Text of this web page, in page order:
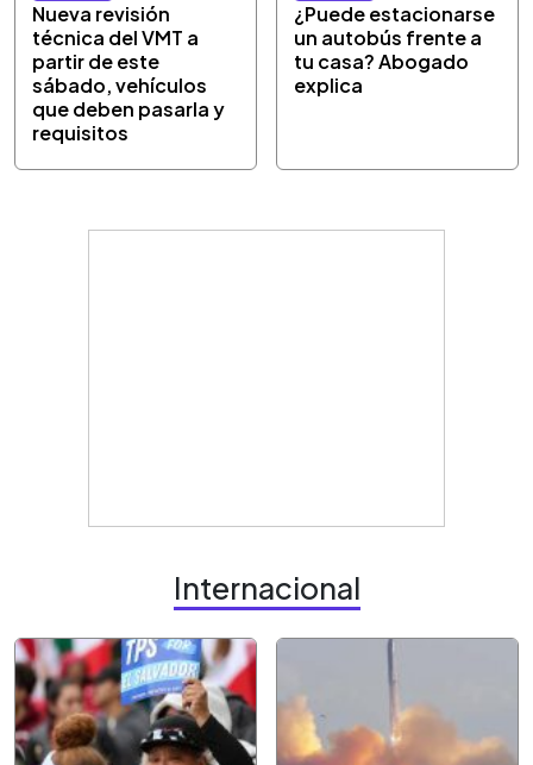
Nueva revisión
técnica del VMT a
partir de este
sábado, vehículos
que deben pasarla y
requisitos
¿Puede estacionarse
un autobús frente a
tu casa? Abogado
explica
Internacional